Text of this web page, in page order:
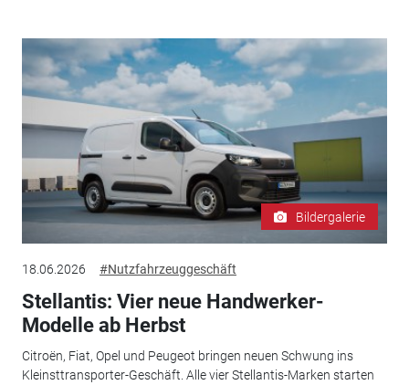
Bildergalerie
18.06.2026 #Nutzfahrzeuggeschäft
Stellantis: Vier neue Handwerker-
Modelle ab Herbst
Citroën, Fiat, Opel und Peugeot bringen neuen Schwung ins
Kleinsttransporter-Geschäft. Alle vier Stellantis-Marken starten